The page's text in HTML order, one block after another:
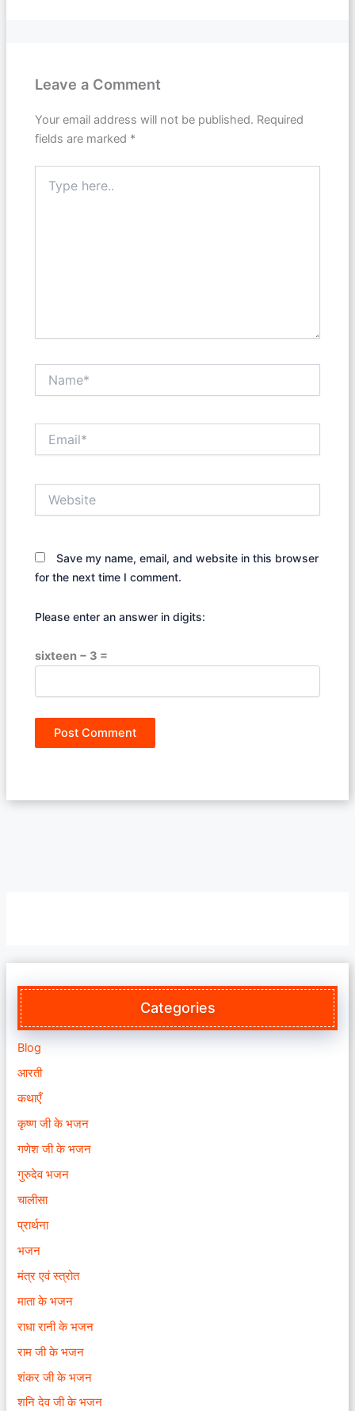
Leave a Comment
Your email address will not be published. Required
fields are marked *
here..
Save my name, email, and website in this browser
for the next time I comment.
Please enter an answer in digits:
sixteen − 3 =
Categories
Blog
आरती
कथाएँ
कृष्ण जी के भजन
गणेश जी के भजन
गुरुदेव भजन
चालीसा
प्रार्थना
भजन
मंत्र एवं स्त्रोत
माता के भजन
राधा रानी के भजन
राम जी के भजन
शंकर जी के भजन
शनि देव जी के भजन